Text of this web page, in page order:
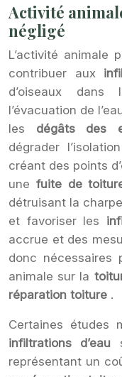
Activité
négligé
L’activité animale
contribuer aux
d’oiseaux
l’évacuation de
les dégâts des
dégrader
créant des points
une fuite de
détruisant la
et favoriser les
accrue et des
donc nécessaires
animale sur la
réparation toiture .
Certaines études
infiltrations d’eau
représentant un